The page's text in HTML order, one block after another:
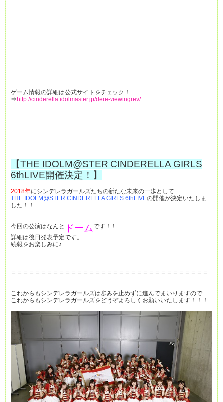
ゲーム情報の詳細は公式サイトをチェック！
⇒ http://cinderella.idolmaster.jp/dere-viewingrev/
【THE IDOLM@STER CINDERELLA GIRLS
6thLIVE開催決定！】
2018年にシンデレラガールズたちの新たな未来の一歩として
THE IDOLM@STER CINDERELLA GIRLS 6thLIVEの開催が決定いたしま
した！！
今回の公演はなんと ドームです！！
詳細は後日発表予定です。
続報をお楽しみに♪
＝＝＝＝＝＝＝＝＝＝＝＝＝＝＝＝＝＝＝＝＝＝＝＝＝＝＝＝＝＝＝＝＝
これからもシンデレラガールズは歩みを止めずに進んでまいりますので
これからもシンデレラガールズをどうぞよろしくお願いいたします！！！